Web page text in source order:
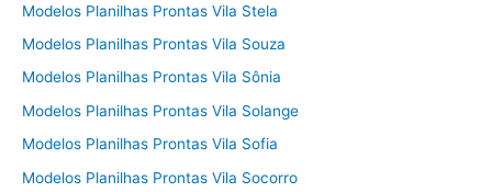
Modelos Planilhas Prontas Vila Stela
Modelos Planilhas Prontas Vila Souza
Modelos Planilhas Prontas Vila Sônia
Modelos Planilhas Prontas Vila Solange
Modelos Planilhas Prontas Vila Sofia
Modelos Planilhas Prontas Vila Socorro